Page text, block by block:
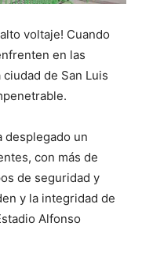
voltaje! Cuando
en las
de San Luis
desplegado un
con más de
de seguridad y
y la integridad de
Alfonso